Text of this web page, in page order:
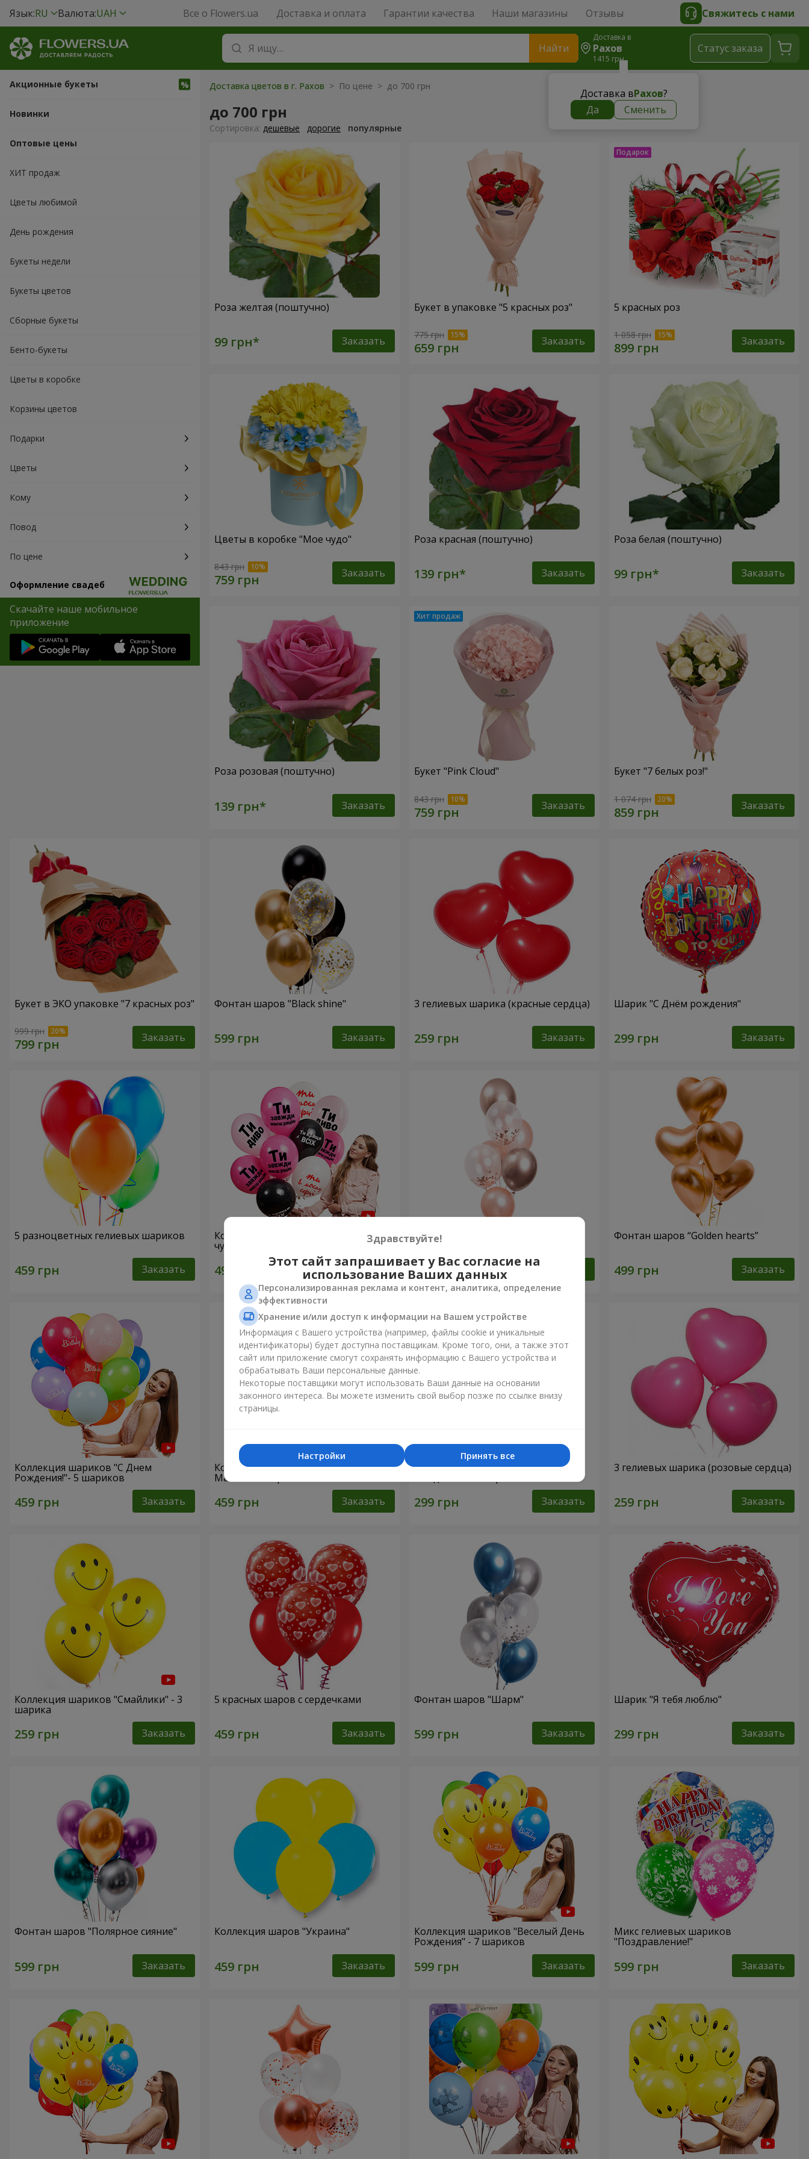
Язык:RU Валюта:UAH Все о Flowers.ua Доставка и оплата Гарантии качества Наши магазины Отзывы Свяжитесь с нами
Найти
Доставка в
Рахов
1415 грн
Доставка вРахов?
Да
Сменить
Cтатус заказа
Акционные букеты
Новинки
Оптовые цены
ХИТ продаж
Цветы любимой
День рождения
Букеты недели
Букеты цветов
Сборные букеты
Бенто-букеты
Цветы в коробке
Корзины цветов
Подарки
Цветы
Кому
Повод
По цене
Оформление свадеб
Скачайте наше мобильное
приложение
Доставка цветов в г. Рахов > По цене > до 700 грн
до 700 грн
Cортировка: дешевые дорогие популярные
Роза желтая (поштучно)
Заказать
Букет в упаковке "5 красных роз"
775 грн Заказать
5 красных роз
1 058 грн Заказать
Цветы в коробке "Мое чудо"
843 грн Заказать
Роза красная (поштучно)
Заказать
Роза белая (поштучно)
Заказать
Роза розовая (поштучно)
Заказать
Букет "Pink Cloud"
843 грн Заказать
Букет "7 белых роз!"
1 074 грн Заказать
Букет в ЭКО упаковке "7 красных роз"
999 грн Заказать
Фонтан шаров "Black shine"
Заказать
3 гелиевых шарика (красные сердца)
Заказать
Шарик "С Днём рождения"
Заказать
5 разноцветных гелиевых шариков
Заказать
Коллекция шариков для неё "Ты
чудо!" - 5 шариков
Заказать
Фонтан шаров "Нежность" Фонтан шаров “Golden hearts”
Заказать
Коллекция шариков "С Днем
Рождения!"- 5 шариков
Заказать
Коллекция шариков "Любимой
Маме!" - 5 шариков
Заказать
Коллекция шариков "С Днем
Заказать
3 гелиевых шарика (розовые сердца)
Заказать
Коллекция шариков "Смайлики" - 3
шарика
Заказать
5 красных шаров с сердечками
Заказать
Фонтан шаров "Шарм"
Заказать
Шарик "Я тебя люблю"
Заказать
Фонтан шаров "Полярное сияние"
Заказать
Коллекция шаров "Украина"
Заказать
Коллекция шариков "Веселый День
Рождения" - 7 шариков
Заказать
Микс гелиевых шариков
"Поздравление!"
Заказать
Здравствуйте!
Этот сайт запрашивает у Вас согласие на
использование Ваших данных
Персонализированная реклама и контент, аналитика, определение
эффективности
Хранение и/или доступ к информации на Вашем устройстве
Информация с Вашего устройства (например, файлы cookie и уникальные
идентификаторы) будет доступна поставщикам. Кроме того, они, а также этот
сайт или приложение смогут сохранять информацию с Вашего устройства и
обрабатывать Ваши персональные данные.
Некоторые поставщики могут использовать Ваши данные на основании
законного интереса. Вы можете изменить свой выбор позже по ссылке внизу
страницы.
Принять все
Настройки